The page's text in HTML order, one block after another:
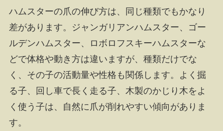
ハムスターの爪の伸び方は、同じ種類でもかなり
差があります。ジャンガリアンハムスター、ゴー
ルデンハムスター、ロボロフスキーハムスターな
どで体格や動き方は違いますが、種類だけでな
く、その子の活動量や性格も関係します。よく掘
る子、回し車で長く走る子、木製のかじり木をよ
く使う子は、自然に爪が削れやすい傾向がありま
す。